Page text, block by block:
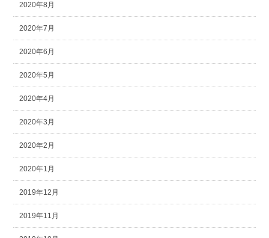
2020年8月
2020年7月
2020年6月
2020年5月
2020年4月
2020年3月
2020年2月
2020年1月
2019年12月
2019年11月